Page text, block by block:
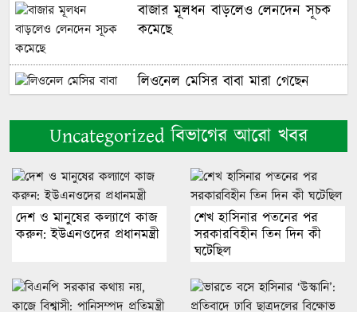
বাজার মূলধন বাড়লেও লেনদেন সূচক
কমেছে
লিওনেল মেসির বাবা মারা গেছেন
নাটোরে গরুবাহী ভুটভুটির সঙ্গে বাসের
মুখোমুখি সংঘর্ষ, দুই সহোদর ভাইসহ
নিহত ৩
ঢাকা-কিশোরগঞ্জ পাকুন্দিয়া সড়কে
অনন্যা পরিবহনের বাসের ধাক্কায় নিহত
Uncategorized বিভাগের আরো খবর
দেশ ও মানুষের কল্যাণে কাজ
করুন: ইউএনওদের প্রধানমন্ত্রী
শেখ হাসিনার পতনের পর
সরকারবিহীন তিন দিন কী
ঘটেছিল